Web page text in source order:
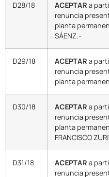
D28/18 ACEPTAR a
renuncia
planta
SÁENZ.-
D29/18 ACEPTAR a
renuncia
planta
D30/18 ACEPTAR a
renuncia
planta
FRANCISCO
D31/18 ACEPTAR a
renuncia